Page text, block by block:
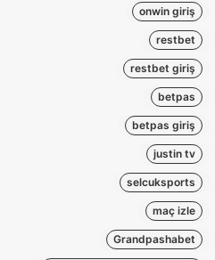
onwin giriş
restbet
restbet giriş
betpas
betpas giriş
justin tv
selcuksports
maç izle
Grandpashabet